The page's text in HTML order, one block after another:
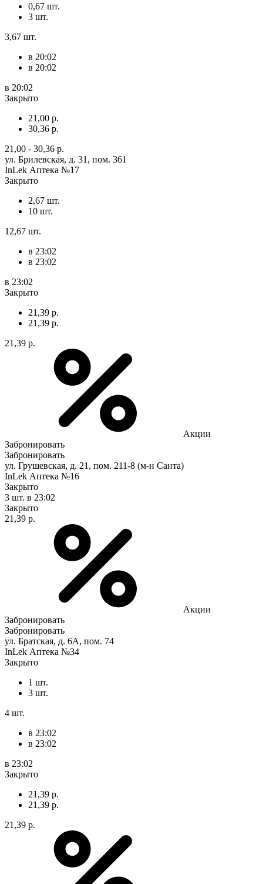
0,67 шт.
3 шт.
3,67 шт.
в 20:02
в 20:02
в 20:02
Закрыто
21,00 р.
30,36 р.
21,00 - 30,36 р.
ул. Брилевская, д. 31, пом. 361
InLek Аптека №17
Закрыто
2,67 шт.
10 шт.
12,67 шт.
в 23:02
в 23:02
в 23:02
Закрыто
21,39 р.
21,39 р.
21,39 р.
Акции
Забронировать
Забронировать
ул. Грушевская, д. 21, пом. 211-8 (м-н Санта)
InLek Аптека №16
Закрыто
3 шт. в 23:02
Закрыто
21,39 р.
Акции
Забронировать
Забронировать
ул. Братская, д. 6А, пом. 74
InLek Аптека №34
Закрыто
1 шт.
3 шт.
4 шт.
в 23:02
в 23:02
в 23:02
Закрыто
21,39 р.
21,39 р.
21,39 р.